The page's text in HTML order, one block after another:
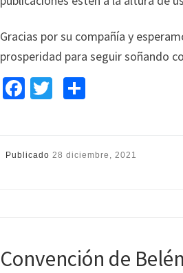
Gracias por su compañía y
prosperidad para seguir soñando
Fa
o
T
er
C
p
Publicado 28 diciembre, 2021
Convención de